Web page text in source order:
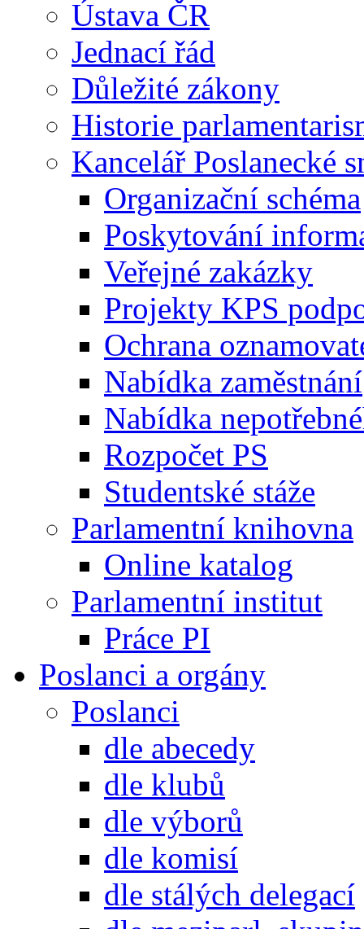
Ústava ČR
Jednací řád
Důležité zákony
Historie
Kancelář Poslanecké
Organizační schéma
Poskytování
Veřejné zakázky
Projekty KPS
Ochrana
Nabídka zaměstnání
Nabídka
Rozpočet PS
Studentské stáže
Parlamentní knihovna
Online katalog
Parlamentní institut
Práce PI
Poslanci a orgány
Poslanci
dle abecedy
dle klubů
dle výborů
dle komisí
dle stálých delegací